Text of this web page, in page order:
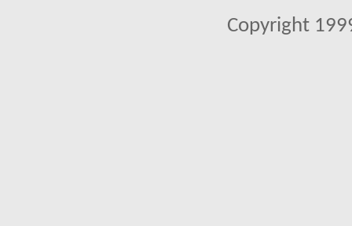
Copyright